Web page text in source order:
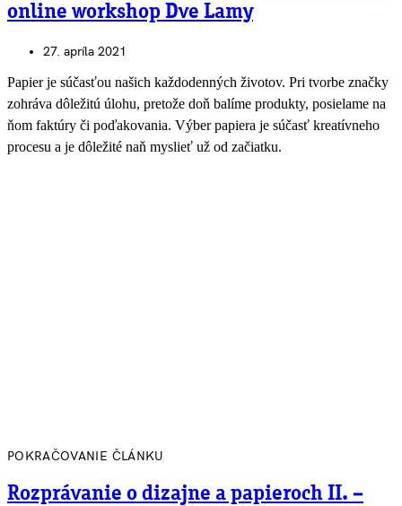
online workshop Dve Lamy
27. apríla 2021
Papier je súčasťou našich každodenných životov. Pri tvorbe značky
zohráva dôležitú úlohu, pretože doň balíme produkty, posielame na
ňom faktúry či poďakovania. Výber papiera je súčasť kreatívneho
procesu a je dôležité naň myslieť už od začiatku.
POKRAČOVANIE ČLÁNKU
Rozprávanie o dizajne a papieroch II. –